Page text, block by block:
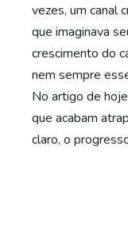
vezes, um canal
que imaginava
crescimento do
nem sempre
No artigo de
que acabam
claro, o